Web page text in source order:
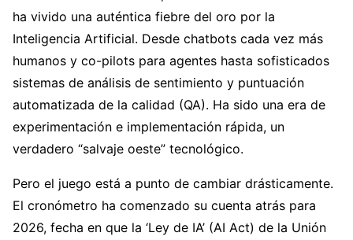
ha vivido una auténtica fiebre del oro por la
Inteligencia Artificial. Desde chatbots cada vez más
humanos y co-pilots para agentes hasta sofisticados
sistemas de análisis de sentimiento y puntuación
automatizada de la calidad (QA). Ha sido una era de
experimentación e implementación rápida, un
verdadero “salvaje oeste” tecnológico.
Pero el juego está a punto de cambiar drásticamente.
El cronómetro ha comenzado su cuenta atrás para
2026, fecha en que la ‘Ley de IA’ (AI Act) de la Unión